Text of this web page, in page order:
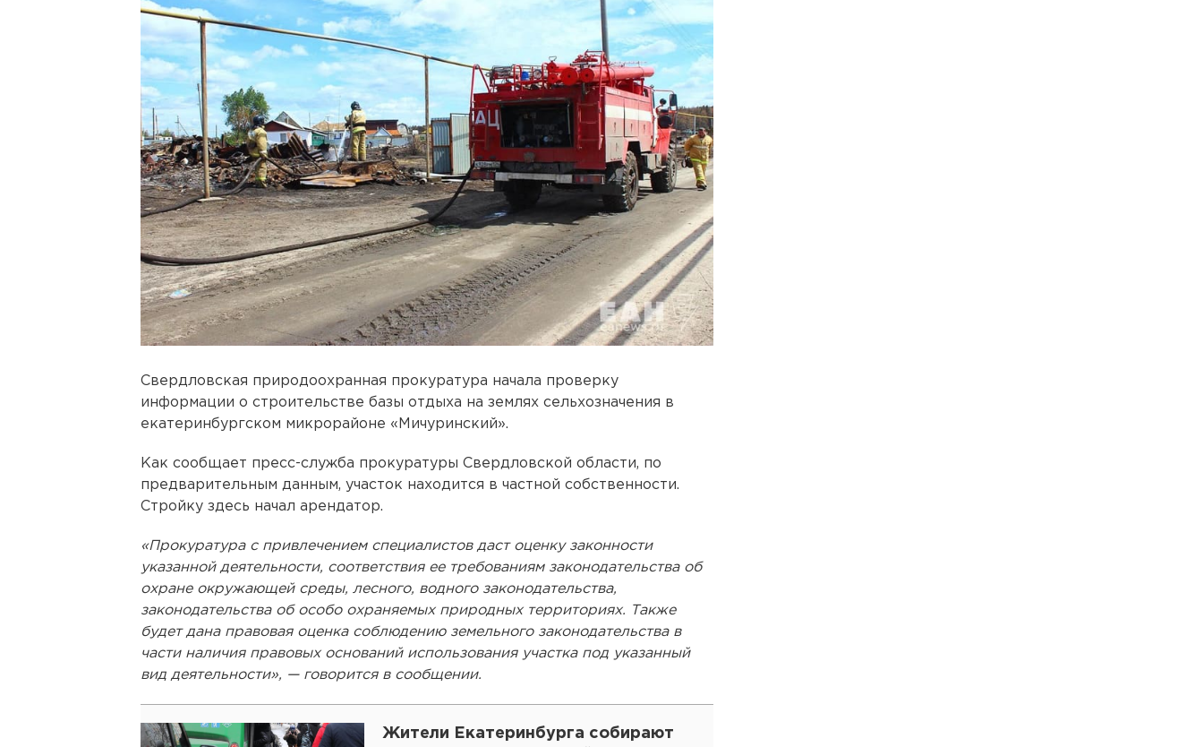
Свердловская природоохранная прокуратура начала проверку
информации о строительстве базы отдыха на землях сельхозначения в
екатеринбургском микрорайоне «Мичуринский».
Как сообщает пресс-служба прокуратуры Свердловской области, по
предварительным данным, участок находится в частной собственности.
Стройку здесь начал арендатор.
«Прокуратура с привлечением специалистов даст оценку законности
указанной деятельности, соответствия ее требованиям законодательства об
охране окружающей среды, лесного, водного законодательства,
законодательства об особо охраняемых природных территориях. Также
будет дана правовая оценка соблюдению земельного законодательства в
части наличия правовых оснований использования участка под указанный
вид деятельности», — говорится в сообщении.
Жители Екатеринбурга собирают